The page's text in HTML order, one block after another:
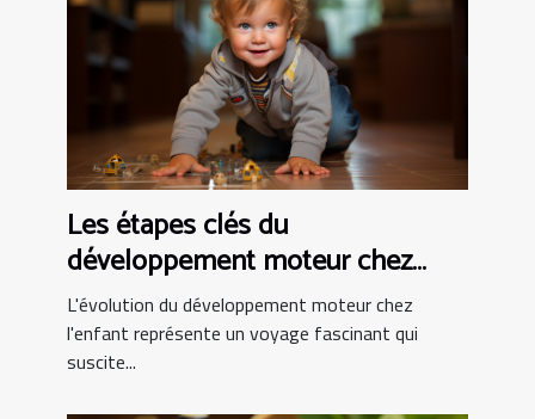
Les étapes clés du
développement moteur chez
l'enfant
L'évolution du développement moteur chez
l'enfant représente un voyage fascinant qui
suscite...